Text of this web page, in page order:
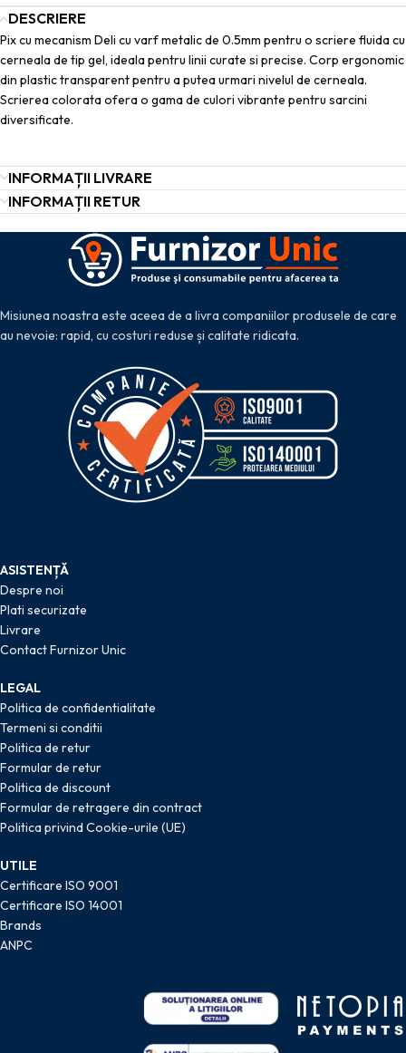
DESCRIERE
Pix cu mecanism Deli cu varf metalic de 0.5mm pentru o scriere fluida cu
cerneala de tip gel, ideala pentru linii curate si precise. Corp ergonomic
din plastic transparent pentru a putea urmari nivelul de cerneala.
Scrierea colorata ofera o gama de culori vibrante pentru sarcini
diversificate.
INFORMAȚII LIVRARE
INFORMAȚII RETUR
Misiunea noastra este aceea de a livra companiilor produsele de care
au nevoie: rapid, cu costuri reduse și calitate ridicata.
ASISTENȚĂ
Despre noi
Plati securizate
Livrare
Contact Furnizor Unic
LEGAL
Politica de confidentialitate
Termeni si conditii
Politica de retur
Formular de retur
Politica de discount
Formular de retragere din contract
Politica privind Cookie-urile (UE)
UTILE
Certificare ISO 9001
Certificare ISO 14001
Brands
ANPC